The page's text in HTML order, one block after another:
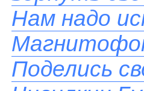
Нам надо
Поделись